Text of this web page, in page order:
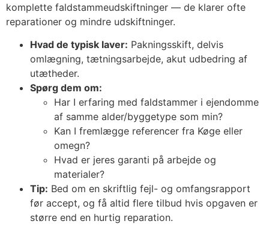
komplette faldstammeudskiftninger — de klarer ofte
reparationer og mindre udskiftninger.
Hvad de typisk laver: Pakningsskift, delvis
omlægning, tætningsarbejde, akut udbedring af
utætheder.
Spørg dem om:
Har I erfaring med faldstammer i ejendomme
af samme alder/byggetype som min?
Kan I fremlægge referencer fra Køge eller
omegn?
Hvad er jeres garanti på arbejde og
materialer?
Tip: Bed om en skriftlig fejl- og omfangsrapport
før accept, og få altid flere tilbud hvis opgaven er
større end en hurtig reparation.